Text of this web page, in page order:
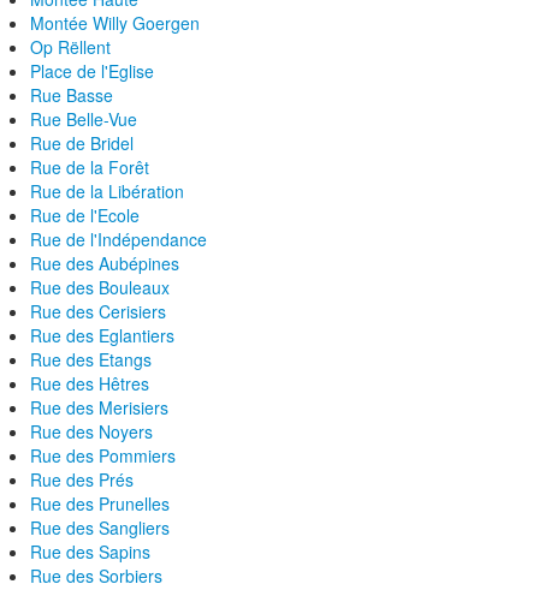
Montée Willy Goergen
Op Rëllent
Place de l'Eglise
Rue Basse
Rue Belle-Vue
Rue de Bridel
Rue de la Forêt
Rue de la Libération
Rue de l'Ecole
Rue de l'Indépendance
Rue des Aubépines
Rue des Bouleaux
Rue des Cerisiers
Rue des Eglantiers
Rue des Etangs
Rue des Hêtres
Rue des Merisiers
Rue des Noyers
Rue des Pommiers
Rue des Prés
Rue des Prunelles
Rue des Sangliers
Rue des Sapins
Rue des Sorbiers